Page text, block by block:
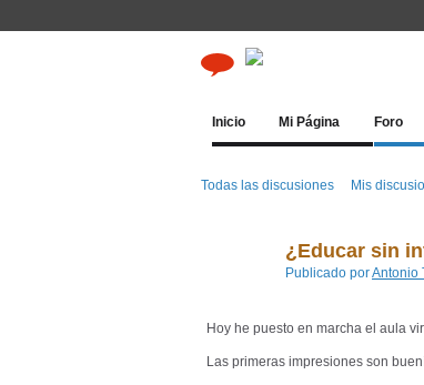
Inicio Mi Página Foro
Todas las discusiones Mis
¿Educar sin
Publicado porAntonio
Hoy he puesto en marcha el aula
Las primeras impresiones son